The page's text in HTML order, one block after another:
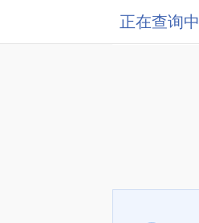
正在查询中